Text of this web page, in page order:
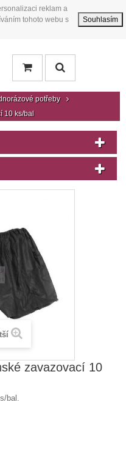
reklam a
tohoto webu s
Souhlasím
potřeby
10 ks/bal
zavazovací 10
bal.